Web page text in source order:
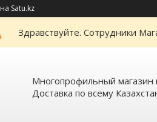
на Satu.kz
Здравствуйте. Сотрудники
Многопрофильный магазин
Доставка по всему